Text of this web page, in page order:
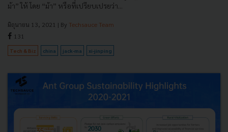
ม้า” ให้ โดย “ม้า” หรือที่เปรียบเปรยว่า...
มิถุนายน 13, 2021 | By Techsauce Team
131
Tech & Biz china jack-ma xi-jinping